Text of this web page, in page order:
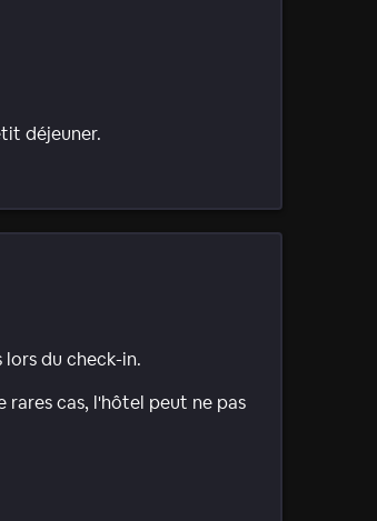
déjeuner.
du check-in.
rares cas, l'hôtel peut ne pas